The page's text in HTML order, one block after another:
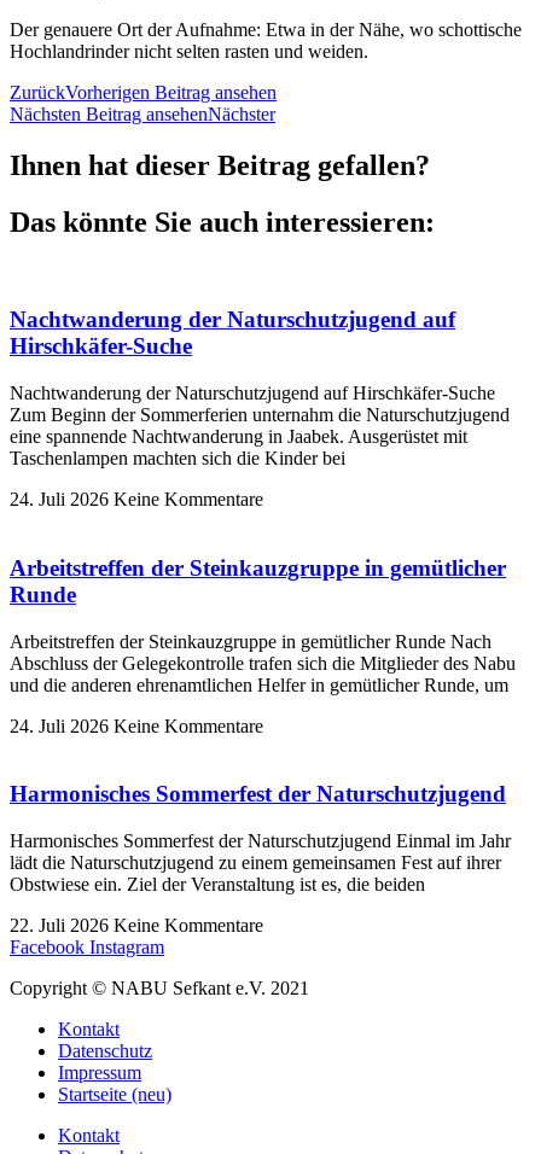
Der genauere Ort der Aufnahme: Etwa in der Nähe, wo schottische
Hochlandrinder nicht selten rasten und weiden.
ZurückVorherigen Beitrag ansehen
Nächsten Beitrag ansehenNächster
Ihnen hat dieser Beitrag gefallen?
Das könnte Sie auch interessieren:
Nachtwanderung der Naturschutzjugend auf
Hirschkäfer-Suche
Nachtwanderung der Naturschutzjugend auf Hirschkäfer-Suche
Zum Beginn der Sommerferien unternahm die Naturschutzjugend
eine spannende Nachtwanderung in Jaabek. Ausgerüstet mit
Taschenlampen machten sich die Kinder bei
24. Juli 2026 Keine Kommentare
Arbeitstreffen der Steinkauzgruppe in gemütlicher
Runde
Arbeitstreffen der Steinkauzgruppe in gemütlicher Runde Nach
Abschluss der Gelegekontrolle trafen sich die Mitglieder des Nabu
und die anderen ehrenamtlichen Helfer in gemütlicher Runde, um
24. Juli 2026 Keine Kommentare
Harmonisches Sommerfest der Naturschutzjugend
Harmonisches Sommerfest der Naturschutzjugend Einmal im Jahr
lädt die Naturschutzjugend zu einem gemeinsamen Fest auf ihrer
Obstwiese ein. Ziel der Veranstaltung ist es, die beiden
22. Juli 2026 Keine Kommentare
Facebook Instagram
Copyright © NABU Sefkant e.V. 2021
Kontakt
Datenschutz
Impressum
Startseite (neu)
Kontakt